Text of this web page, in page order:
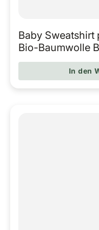
Baby Sweatshirt
Bio-Baumwolle
In den